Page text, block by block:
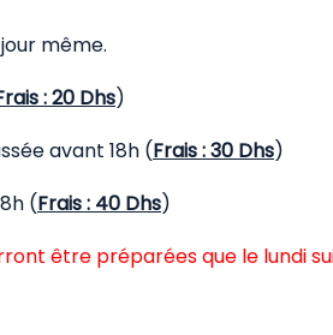
même.
: 20 Dhs)
avant 18h (Frais : 30 Dhs)
(Frais : 40 Dhs)
être préparées que le lundi